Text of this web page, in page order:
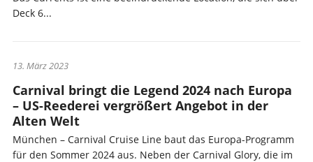
Deck 6...
13. März 2023
Carnival bringt die Legend 2024 nach Europa
– US-Reederei vergrößert Angebot in der
Alten Welt
München – Carnival Cruise Line baut das Europa-Programm
für den Sommer 2024 aus. Neben der Carnival Glory, die im